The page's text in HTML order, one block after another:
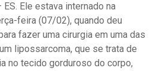
Ele estava internado na
feira (07/02), quando deu
fazer uma cirurgia em uma das
lipossarcoma, que se trata de
no tecido gorduroso do corpo,